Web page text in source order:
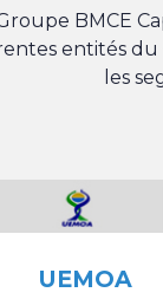
BMCE
entités
les
UEMOA